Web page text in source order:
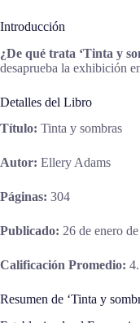
Introducción
¿De qué trata ‘Tinta y
desaprueba la exhibición
Detalles del Libro
Título: Tinta y sombras
Autor: Ellery Adams
Páginas: 304
Publicado: 26 de enero
Calificación Promedio:
Resumen de ‘Tinta y